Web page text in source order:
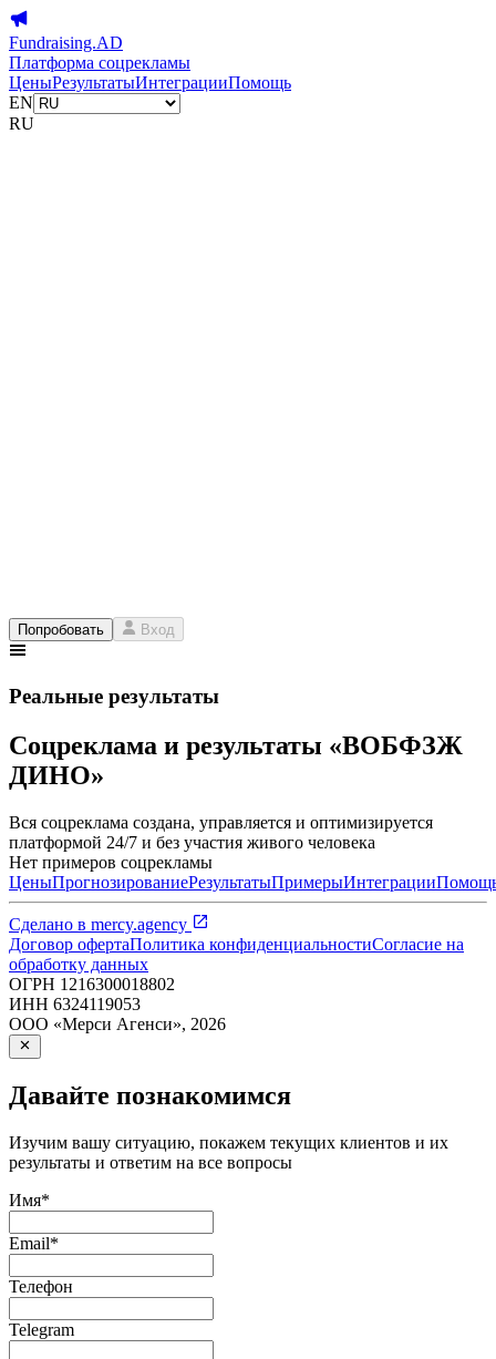
Fundraising.AD
Платформа соцрекламы
ЦеныРезультатыИнтеграцииПомощь
EN
RU
Попробовать Вход
Реальные результаты
Соцреклама и результаты «ВОБФЗЖ
ДИНО»
Вся соцреклама создана, управляется и оптимизируется
платформой 24/7 и без участия живого человека
Нет примеров соцрекламы
ЦеныПрогнозированиеРезультатыПримерыИнтеграции
Сделано в mercy.agency
Договор офертаПолитика конфиденциальностиСогласие на
обработку данных
ОГРН 1216300018802
ИНН 6324119053
ООО «Мерси Агенси», 2026
Давайте познакомимся
Изучим вашу ситуацию, покажем текущих клиентов и их
результаты и ответим на все вопросы
Имя*
Email*
Телефон
Telegram